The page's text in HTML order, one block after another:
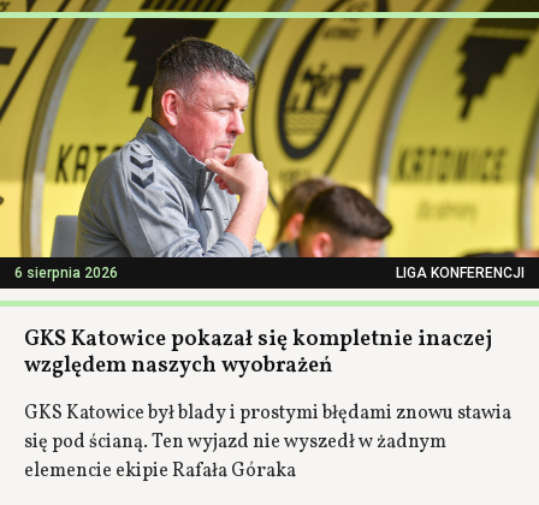
6 sierpnia 2026 LIGA KONFERENCJI
GKS Katowice pokazał się kompletnie inaczej
względem naszych wyobrażeń
GKS Katowice był blady i prostymi błędami znowu stawia
się pod ścianą. Ten wyjazd nie wyszedł w żadnym
elemencie ekipie Rafała Góraka